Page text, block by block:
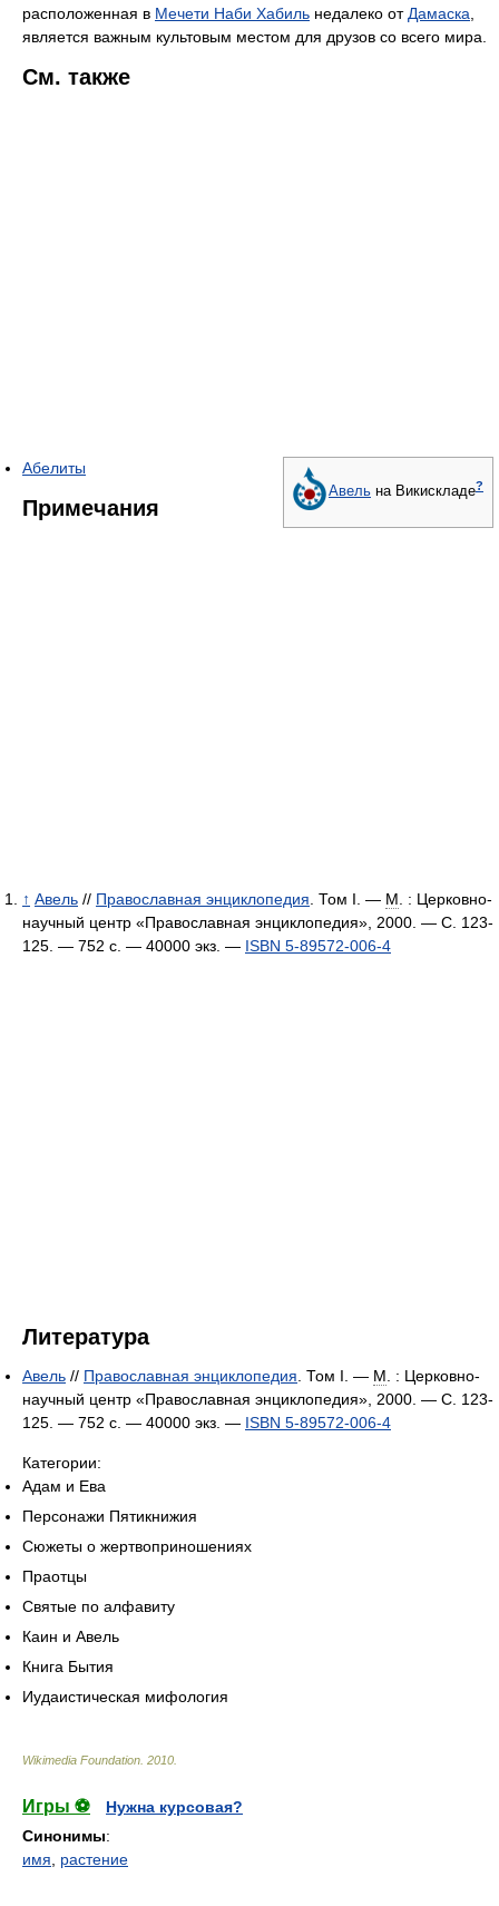
расположенная в Мечети Наби Хабиль недалеко от Дамаска
является важным культовым местом для друзов со всего мира.
См. также
Авель на Викискладе?
Абелиты
Примечания
↑ Авель // Православная энциклопедия . Том I. — М . : Церковно-
научный центр «Православная энциклопедия», 2000. — С. 123-
125. — 752 с. — 40000 экз. — ISBN 5-89572-006-4
Литература
Авель // Православная энциклопедия . Том I. — М . : Церковно-
научный центр «Православная энциклопедия», 2000. — С. 123-
125. — 752 с. — 40000 экз. — ISBN 5-89572-006-4
Категории:
Адам и Ева
Персонажи Пятикнижия
Сюжеты о жертвоприношениях
Праотцы
Святые по алфавиту
Каин и Авель
Книга Бытия
Иудаистическая мифология
Wikimedia Foundation 2010
Игры ⚽
Нужна курсовая?
Синонимы:
имя
растение